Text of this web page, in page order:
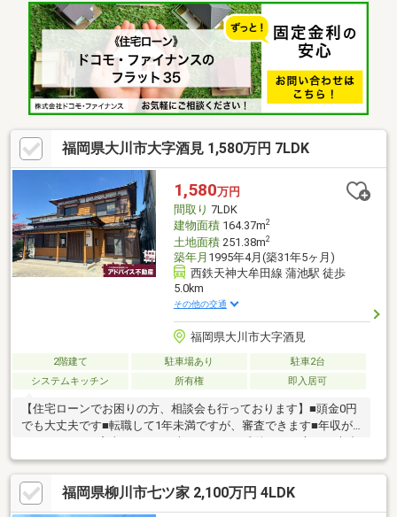
福岡県大川市大字酒見 1,580万円 7LDK
1,580万円
間取り 7LDK
建物面積164.37m2
土地面積251.38m2
築年月 1995年4月(築31年5ヶ月)
西鉄天神大牟田線 蒲池駅 徒歩
5.0km
その他の交通
福岡県大川市大字酒見
2階建て 駐車場あり
駐車2台
システムキッチン
所有権 即入居可
【住宅ローンでお困りの方、相談会も行っております】■頭金0円
でも大丈夫です■転職して1年未満ですが、審査できます■年収が
夫■自営業でも家は買えます■シングルマザーでも家は買えます■
他の不動産屋で審査を断れても1度相談してください初めてのマイ
ホーム探しでお得情報お教え致します・不動産購入時にかかる税
金・住宅ローンの控除と手続き・諸経費のご説明※住宅ローンア
福岡県柳川市七ツ家 2,100万円 4LDK